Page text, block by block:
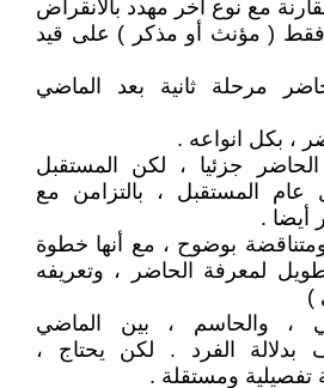
مع نوع آخر مهدد بالانقراض
فقط ( مؤنث أو مذكر ) على قيد
مرحلة ثانية بعد الماضي
جزئيا ، لكن المستقبل
المستقبل ، بالتزامن مع
أيضا .
بوضوح ، مع أنها خطوة
لمعرفة الحاضر ، وتعريفه
)
، والحاسم ، بين الماضي
بدلالة الفرد . لكن يحتاج ،
ومستقلة .